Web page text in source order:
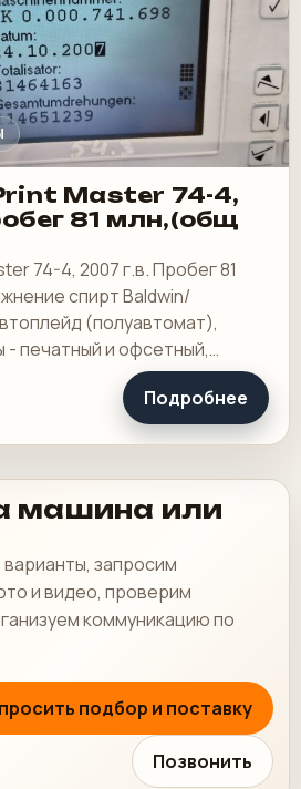
Master 74-4,
81 млн,(общ
74-4, 2007 г.в. Пробег 81
спирт Baldwin/
(полуавтомат),
печатный и офсетный,
-PM74 - краски и.
Подробнее
машина или
запросим
и видео, проверим
коммуникацию по
подбор и поставку
Позвонить